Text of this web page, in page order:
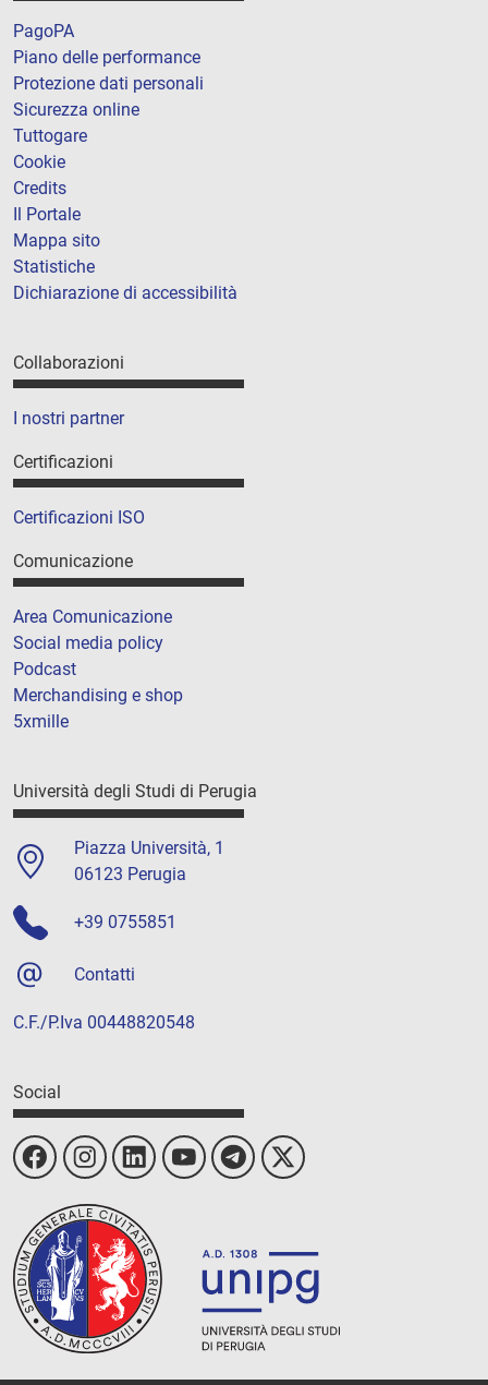
PagoPA
Piano delle performance
Protezione dati personali
Sicurezza online
Tuttogare
Cookie
Credits
Il Portale
Mappa sito
Statistiche
Dichiarazione di accessibilità
Collaborazioni
I nostri partner
Certificazioni
Certificazioni ISO
Comunicazione
Area Comunicazione
Social media policy
Podcast
Merchandising e shop
5xmille
Università degli Studi di Perugia
Piazza Università, 1
06123 Perugia
+39 0755851
Contatti
C.F./P.Iva 00448820548
Social